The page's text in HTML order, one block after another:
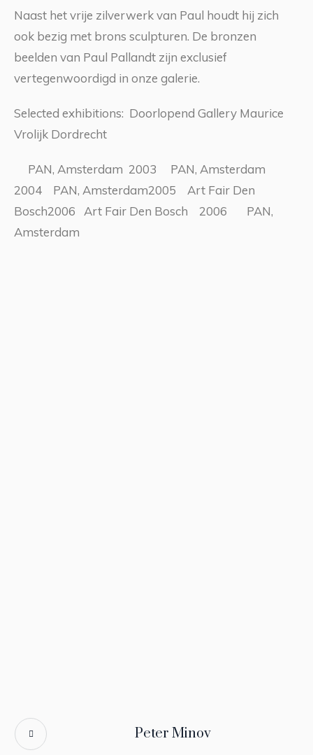
Naast het vrije zilverwerk van Paul houdt hij zich
ook bezig met brons sculpturen. De bronzen
beelden van Paul Pallandt zijn exclusief
vertegenwoordigd in onze galerie.
Selected exhibitions: Doorlopend Gallery Maurice
Vrolijk Dordrecht
PAN, Amsterdam 2003 PAN, Amsterdam
2004 PAN, Amsterdam2005 Art Fair Den
Bosch2006 Art Fair Den Bosch 2006 PAN,
Amsterdam
Peter Minov